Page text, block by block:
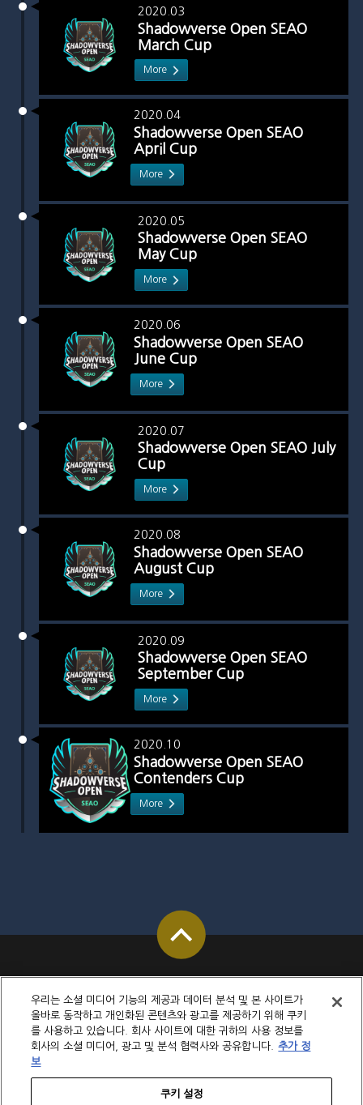
2020.03
Shadowverse Open SEAO
March Cup
More
2020.04
Shadowverse Open SEAO
April Cup
More
2020.05
Shadowverse Open SEAO
May Cup
More
2020.06
Shadowverse Open SEAO
June Cup
More
2020.07
Shadowverse Open SEAO July
Cup
More
2020.08
Shadowverse Open SEAO
August Cup
More
2020.09
Shadowverse Open SEAO
September Cup
More
2020.10
Shadowverse Open SEAO
Contenders Cup
More
우리는 소셜 미디어 기능의 제공과 데이터 분석 및 본 사이트가
올바로 동작하고 개인화된 콘텐츠와 광고를 제공하기 위해 쿠키
를 사용하고 있습니다. 회사 사이트에 대한 귀하의 사용 정보를
회사의 소셜 미디어, 광고 및 분석 협력사와 공유합니다.
추가 정
보
쿠키 설정